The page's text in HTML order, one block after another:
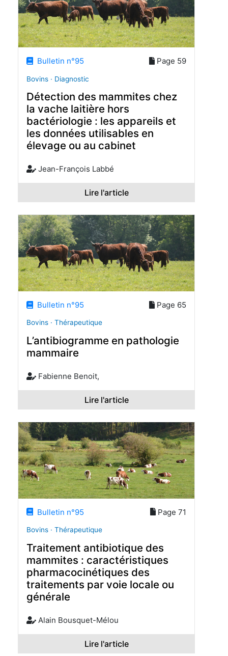
Bulletin n°95 Page 59
Bovins · Diagnostic
Détection des mammites chez
la vache laitière hors
bactériologie : les appareils et
les données utilisables en
élevage ou au cabinet
Jean-François Labbé
Lire l'article
Bulletin n°95 Page 65
Bovins · Thérapeutique
L’antibiogramme en pathologie
mammaire
Fabienne Benoit,
Lire l'article
Bulletin n°95 Page 71
Bovins · Thérapeutique
Traitement antibiotique des
mammites : caractéristiques
pharmacocinétiques des
traitements par voie locale ou
générale
Alain Bousquet-Mélou
Lire l'article